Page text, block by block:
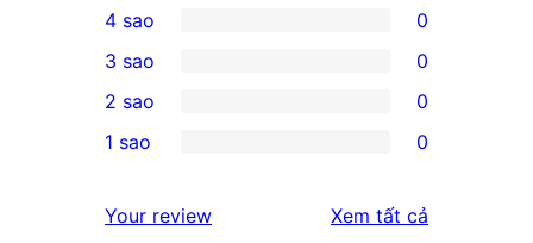
5-
star
reviews
4-
star
reviews
4 sao 0
0
3-
star
3 sao 0
2-
reviews
2 sao 0
star
1 sao 0
Your review Xem tất cả